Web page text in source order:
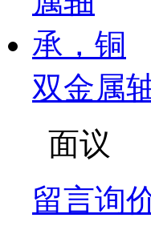
双金属
面议
留言询